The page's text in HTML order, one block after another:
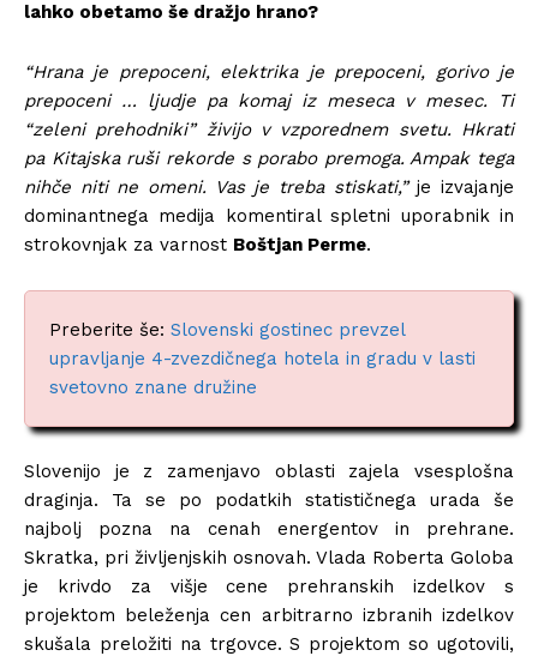
lahko obetamo še dražjo hrano?
“Hrana je prepoceni, elektrika je prepoceni, gorivo je
prepoceni … ljudje pa komaj iz meseca v mesec. Ti
“zeleni prehodniki” živijo v vzporednem svetu. Hkrati
pa Kitajska ruši rekorde s porabo premoga. Ampak tega
nihče niti ne omeni. Vas je treba stiskati,”je izvajanje
dominantnega medija komentiral spletni uporabnik in
strokovnjak za varnost Boštjan Perme.
Preberite še: Slovenski gostinec prevzel
upravljanje 4-zvezdičnega hotela in gradu v lasti
svetovno znane družine
Slovenijo je z zamenjavo oblasti zajela vsesplošna
draginja. Ta se po podatkih statističnega urada še
najbolj pozna na cenah energentov in prehrane.
Skratka, pri življenjskih osnovah. Vlada Roberta Goloba
je krivdo za višje cene prehranskih izdelkov s
projektom beleženja cen arbitrarno izbranih izdelkov
skušala preložiti na trgovce. S projektom so ugotovili,